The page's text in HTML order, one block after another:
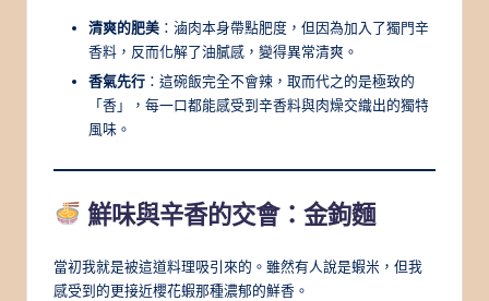
清爽的肥美 ：滷肉本身帶點肥度，但因為加入了獨門辛
香料，反而化解了油膩感，變得異常清爽。
香氣先行 ：這碗飯完全不會辣，取而代之的是極致的
「香」，每一口都能感受到辛香料與肉燥交織出的獨特
風味。
鮮味與辛香的交會：金鉤麵
當初我就是被這道料理吸引來的。雖然有人說是蝦米，但我
感受到的更接近櫻花蝦那種濃郁的鮮香。